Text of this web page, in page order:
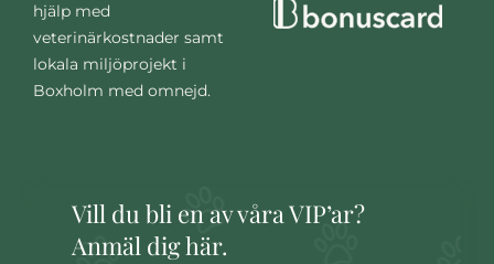
hjälp med
veterinärkostnader samt
lokala miljöprojekt i
Boxholm med omnejd.
Vill du bli en av våra VIP’ar?
Anmäl dig här.